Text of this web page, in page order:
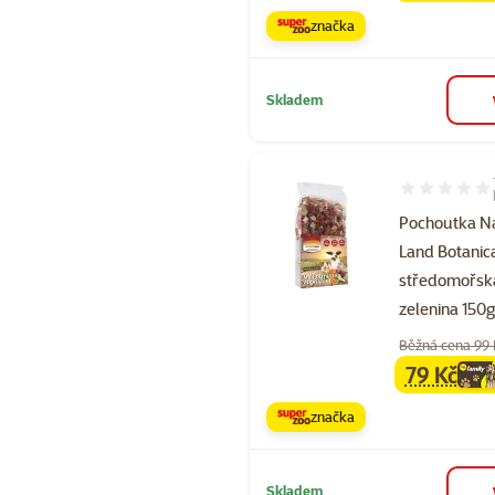
značka
Skladem
Pochoutka
Land
zelenina 150g
Hodnocení
Běžná cena 99
family
79 Kč
značka
Skladem